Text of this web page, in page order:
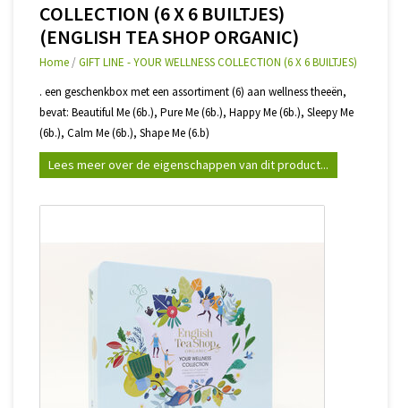
COLLECTION (6 X 6 BUILTJES)
(ENGLISH TEA SHOP ORGANIC)
Home /GIFT LINE - YOUR WELLNESS COLLECTION (6 X 6 BUILTJES)
. een geschenkbox met een assortiment (6) aan wellness theeën,
bevat: Beautiful Me (6b.), Pure Me (6b.), Happy Me (6b.), Sleepy Me
(6b.), Calm Me (6b.), Shape Me (6.b)
Lees meer over de eigenschappen van dit product...